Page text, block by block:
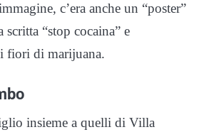
c’era anche un “poster”
“stop cocaina” e
fiori di marijuana.
insieme a quelli di Villa